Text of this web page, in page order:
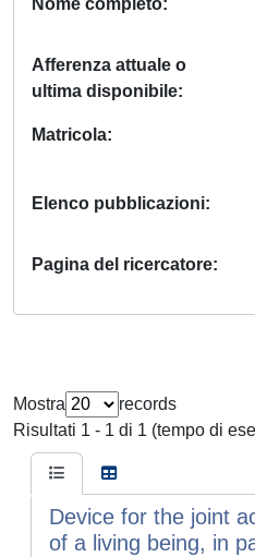
Nome completo
Afferenza attuale o
ultima disponibile
Matricola
Elenco pubblicazioni
Pagina del ricercatore
Mostra
records
Risultati 1 - 1 di 1 (tempo di
Device for the joint
of a living being, in